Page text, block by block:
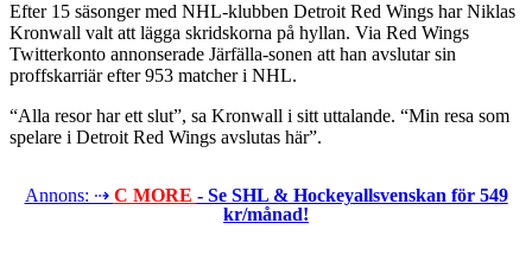
Efter 15 säsonger med NHL-klubben Detroit Red Wings har Niklas
Kronwall valt att lägga skridskorna på hyllan. Via Red Wings
Twitterkonto annonserade Järfälla-sonen att han avslutar sin
proffskarriär efter 953 matcher i NHL.
“Alla resor har ett slut”, sa Kronwall i sitt uttalande. “Min resa som
spelare i Detroit Red Wings avslutas här”.
Annons: ⇢ C MORE - Se SHL & Hockeyallsvenskan för 549
kr/månad!